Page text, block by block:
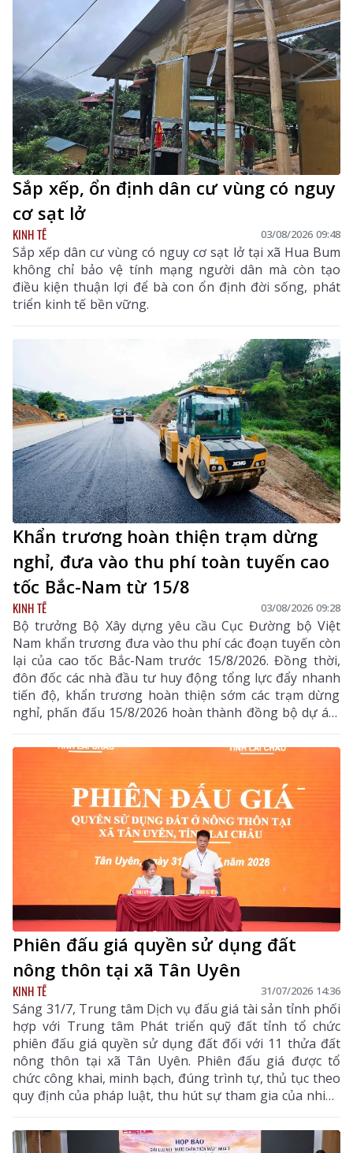
Sắp xếp, ổn định dân cư vùng có nguy
cơ sạt lở
KINH TẾ 03/08/2026 09:48
Sắp xếp dân cư vùng có nguy cơ sạt lở tại xã Hua Bum
không chỉ bảo vệ tính mạng người dân mà còn tạo
điều kiện thuận lợi để bà con ổn định đời sống, phát
triển kinh tế bền vững.
Khẩn trương hoàn thiện trạm dừng
nghỉ, đưa vào thu phí toàn tuyến cao
tốc Bắc-Nam từ 15/8
KINH TẾ 03/08/2026 09:28
Bộ trưởng Bộ Xây dựng yêu cầu Cục Đường bộ Việt
Nam khẩn trương đưa vào thu phí các đoạn tuyến còn
lại của cao tốc Bắc-Nam trước 15/8/2026. Đồng thời,
đôn đốc các nhà đầu tư huy động tổng lực đẩy nhanh
tiến độ, khẩn trương hoàn thiện sớm các trạm dừng
nghỉ, phấn đấu 15/8/2026 hoàn thành đồng bộ dự án,
triển khai thu phí các tuyến cao tốc
Phiên đấu giá quyền sử dụng đất
nông thôn tại xã Tân Uyên
KINH TẾ 31/07/2026 14:36
Sáng 31/7, Trung tâm Dịch vụ đấu giá tài sản tỉnh phối
hợp với Trung tâm Phát triển quỹ đất tỉnh tổ chức
phiên đấu giá quyền sử dụng đất đối với 11 thửa đất
nông thôn tại xã Tân Uyên. Phiên đấu giá được tổ
chức công khai, minh bạch, đúng trình tự, thủ tục theo
quy định của pháp luật, thu hút sự tham gia của nhiều
khách hàng có nhu cầu sử dụng đất và đầu tư.